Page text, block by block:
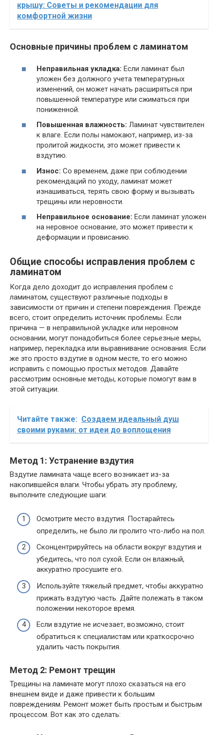
крышу: Советы и рекомендации для
комфортной жизни
Основные причины проблем с ламинатом
Неправильная укладка: Если ламинат был
уложен без должного учета температурных
изменений, он может начать расширяться при
повышенной температуре или сжиматься при
пониженной.
Повышенная влажность: Ламинат чувствителен
к влаге. Если полы намокают, например, из-за
пролитой жидкости, это может привести к
вздутию.
Износ: Со временем, даже при соблюдении
рекомендаций по уходу, ламинат может
изнашиваться, терять свою форму и вызывать
трещины или неровности.
Неправильное основание: Если ламинат уложен
на неровное основание, это может привести к
деформации и провисанию.
Общие способы исправления проблем с
ламинатом
Когда дело доходит до исправления проблем с
ламинатом, существуют различные подходы в
зависимости от причин и степени повреждения. Прежде
всего, стоит определить источник проблемы. Если
причина — в неправильной укладке или неровном
основании, могут понадобиться более серьезные меры,
например, перекладка или выравнивание основания. Если
же это просто вздутие в одном месте, то его можно
исправить с помощью простых методов. Давайте
рассмотрим основные методы, которые помогут вам в
этой ситуации.
Читайте также: Создаем идеальный душ
своими руками: от идеи до воплощения
Метод 1: Устранение вздутия
Вздутие ламината чаще всего возникает из-за
накопившейся влаги. Чтобы убрать эту проблему,
выполните следующие шаги:
Осмотрите место вздутия. Постарайтесь
определить, не было ли пролито что-либо на пол.
Сконцентрируйтесь на области вокруг вздутия и
убедитесь, что пол сухой. Если он влажный,
аккуратно просушите его.
Используйте тяжелый предмет, чтобы аккуратно
прижать вздутую часть. Дайте полежать в таком
положении некоторое время.
Если вздутие не исчезает, возможно, стоит
обратиться к специалистам или краткосрочно
удалить часть покрытия.
Метод 2: Ремонт трещин
Трещины на ламинате могут плохо сказаться на его
внешнем виде и даже привести к большим
повреждениям. Ремонт может быть простым и быстрым
процессом. Вот как это сделать: